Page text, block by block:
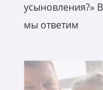
усыновления?»
мы ответим